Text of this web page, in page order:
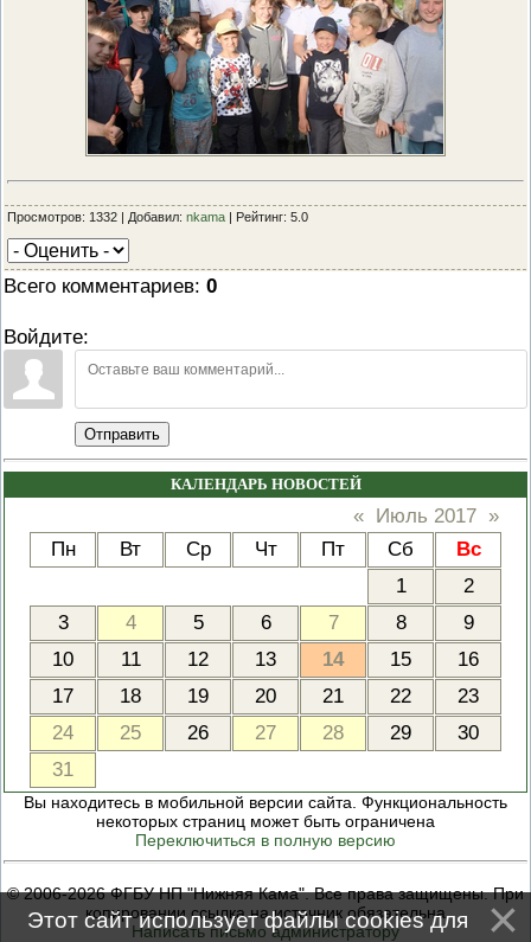
Просмотров: 1332 | Добавил: nkama | Рейтинг: 5.0
Всего комментариев: 0
Войдите:
Отправить
КАЛЕНДАРЬ НОВОСТЕЙ
« Июль 2017 »
Пн
Вт Ср Чт Пт Сб
Вс
1
2
3
4 5 6 7 8
9
10
11 12 13 14 15
16
17
18 19 20 21 22
23
24
25 26 27 28 29
30
31
Вы находитесь в мобильной версии сайта. Функциональность
некоторых страниц может быть ограничена
Переключиться в полную версию
© 2006-2026 ФГБУ НП "Нижняя Кама". Все права защищены. При
копировании ссылка на источник обязательна
Написать письмо администратору
Этот сайт использует файлы cookies для